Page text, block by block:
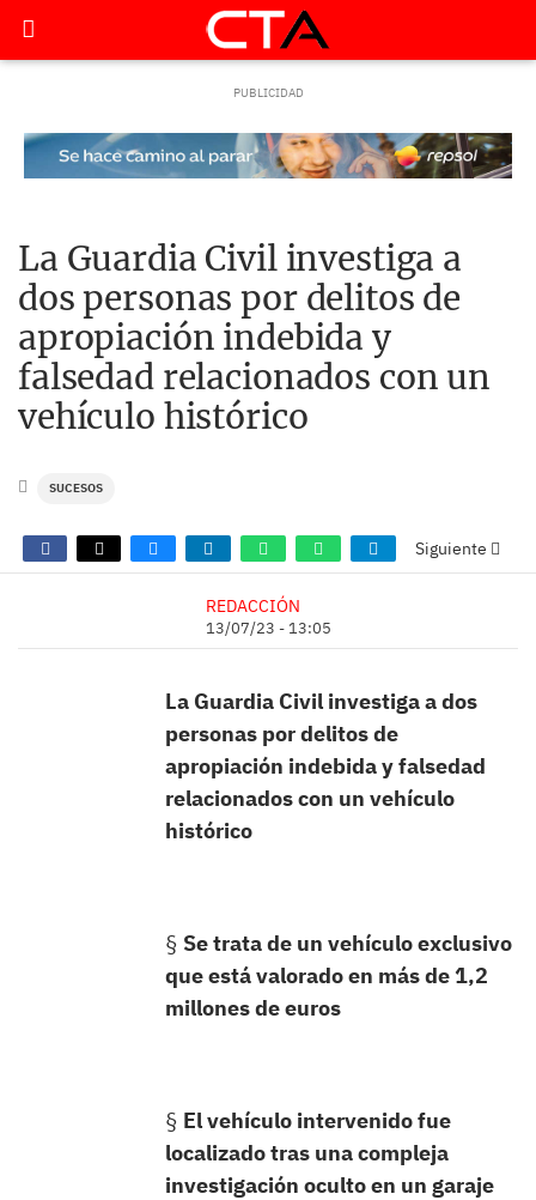
La Guardia Civil investiga a
dos personas por delitos de
apropiación indebida y
falsedad relacionados con un
vehículo histórico
SUCESOS
Siguiente
REDACCIÓN
13/07/23 - 13:05
La Guardia Civil investiga a dos
personas por delitos de
apropiación indebida y falsedad
relacionados con un vehículo
histórico
§ Se trata de un vehículo exclusivo
que está valorado en más de 1,2
millones de euros
§ El vehículo intervenido fue
localizado tras una compleja
investigación oculto en un garaje